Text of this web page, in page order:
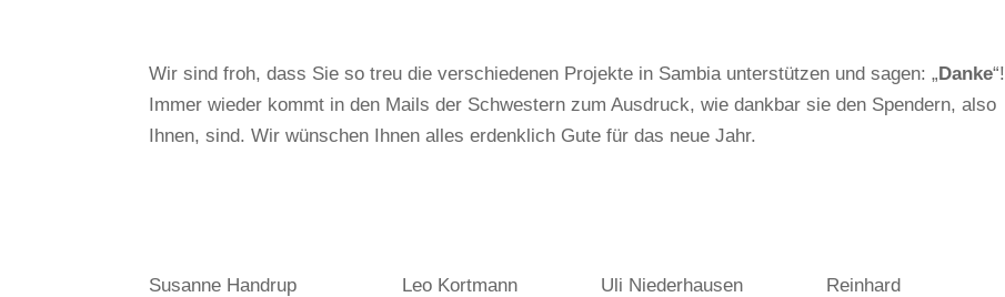
Wir sind froh, dass Sie so treu die verschiedenen Projekte in Sambia unterstützen und sagen: „Danke“!
Immer wieder kommt in den Mails der Schwestern zum Ausdruck, wie dankbar sie den Spendern, also
Ihnen, sind. Wir wünschen Ihnen alles erdenklich Gute für das neue Jahr.
Susanne Handrup Leo Kortmann Uli Niederhausen Reinhard